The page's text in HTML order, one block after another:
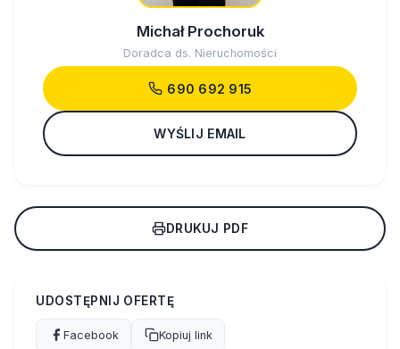
Michał Prochoruk
Doradca ds. Nieruchomości
690 692 915
WYŚLIJ EMAIL
DRUKUJ PDF
UDOSTĘPNIJ OFERTĘ
Facebook Kopiuj link